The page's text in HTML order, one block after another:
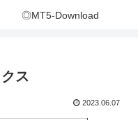
◎MT5-Download
ス
2023.06.07